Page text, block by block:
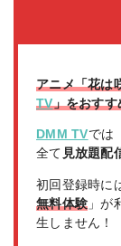
アニメ「花は
TV」をおすす
DMM TVでは
全て 見放題配
初回登録時に
無料体験 」が
生しません！